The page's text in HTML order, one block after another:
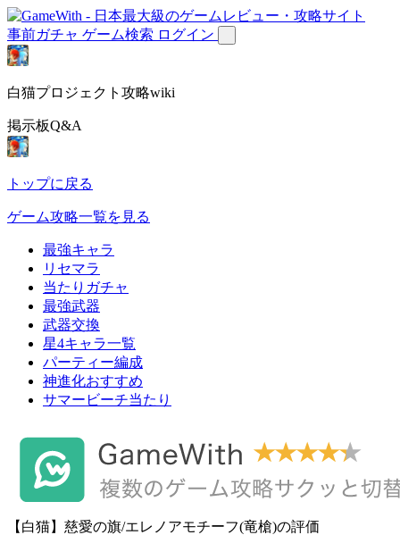
事前ガチャ ゲーム検索 ログイン
白猫プロジェクト攻略wiki
掲示板Q&A
トップに戻る
ゲーム攻略一覧を見る
最強キャラ
リセマラ
当たりガチャ
最強武器
武器交換
星4キャラ一覧
パーティー編成
神進化おすすめ
サマービーチ当たり
【白猫】慈愛の旗/エレノアモチーフ(竜槍)の評価